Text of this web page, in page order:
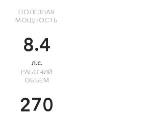
ПОЛЕЗНАЯ
МОЩНОСТЬ
8.4
л.с.
РАБОЧИЙ
ОБЪЁМ
270